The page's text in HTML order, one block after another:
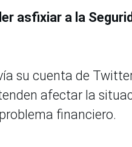
asfixiar a la
su cuenta de
afectar la
financiero.